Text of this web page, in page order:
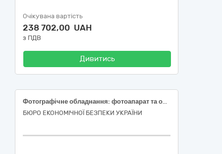
Очікувана вартість
238 702,00 UAH
з ПДВ
Дивитись
Фотографічне обладнання: фотоапарат та об’єктив
БЮРО ЕКОНОМІЧНОЇ БЕЗПЕКИ УКРАЇНИ